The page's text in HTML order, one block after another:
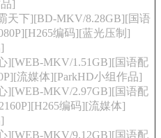
]
天下][BD-MKV/8.28GB][国语
编码][蓝光压制]
][WEB-MKV/1.51GB][国语配
流媒体][ParkHD小组作品]
][WEB-MKV/2.97GB][国语配
编码][流媒体]
][WEB-MKV/9.12GB][国语配